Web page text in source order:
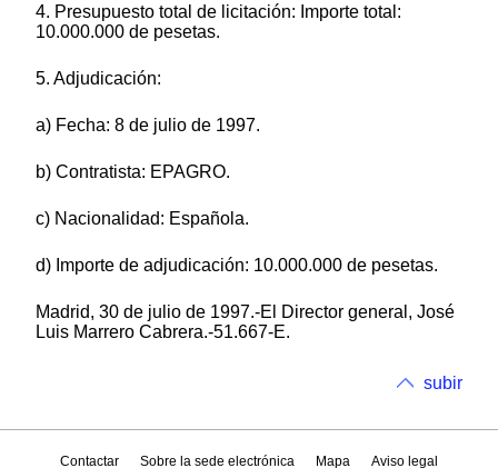
4. Presupuesto total de licitación: Importe total:
10.000.000 de pesetas.
5. Adjudicación:
a) Fecha: 8 de julio de 1997.
b) Contratista: EPAGRO.
c) Nacionalidad: Española.
d) Importe de adjudicación: 10.000.000 de pesetas.
Madrid, 30 de julio de 1997.-El Director general, José
Luis Marrero Cabrera.-51.667-E.
subir
Contactar Sobre la sede electrónica Mapa Aviso legal